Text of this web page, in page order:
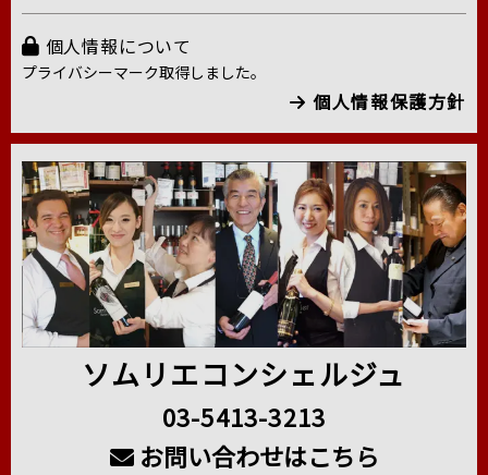
個人情報について
プライバシーマーク取得しました。
個人情報保護方針
ソムリエコンシェルジュ
03-5413-3213
お問い合わせはこちら